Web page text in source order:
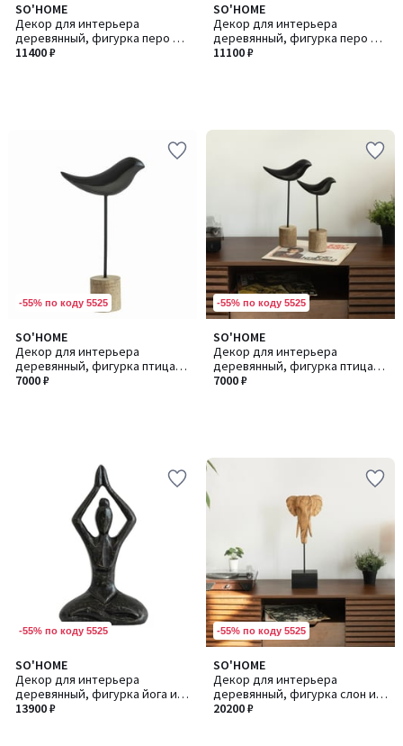
SO'HOME
Декор для интерьера
деревянный, фигурка перо из
манго
11400 ₽
SO'HOME
Декор для интерьера
деревянный, фигурка перо из
манго
11100 ₽
-55% по коду 5525
SO'HOME
Декор для интерьера
деревянный, фигурка птица
из манго
7000 ₽
-55% по коду 5525
SO'HOME
Декор для интерьера
деревянный, фигурка птица
из манго
7000 ₽
-55% по коду 5525
SO'HOME
Декор для интерьера
деревянный, фигурка йога из
манго
13900 ₽
-55% по коду 5525
SO'HOME
Декор для интерьера
деревянный, фигурка слон из
манго
20200 ₽